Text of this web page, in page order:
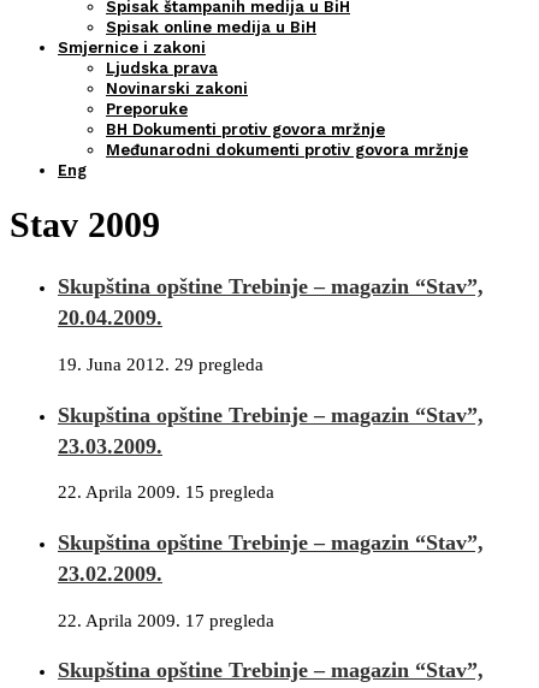
Spisak štampanih medija u BiH
Spisak online medija u BiH
Smjernice i zakoni
Ljudska prava
Novinarski zakoni
Preporuke
BH Dokumenti protiv govora mržnje
Međunarodni dokumenti protiv govora mržnje
Eng
Stav 2009
Skupština opštine Trebinje – magazin “Stav”,
20.04.2009.
19. Juna 2012. 29 pregleda
Skupština opštine Trebinje – magazin “Stav”,
23.03.2009.
22. Aprila 2009. 15 pregleda
Skupština opštine Trebinje – magazin “Stav”,
23.02.2009.
22. Aprila 2009. 17 pregleda
Skupština opštine Trebinje – magazin “Stav”,